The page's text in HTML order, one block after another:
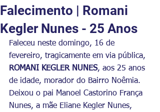
Falecimento | Romani
Kegler Nunes - 25 Anos
Faleceu neste domingo, 16 de
fevereiro, tragicamente em via pública,
ROMANI KEGLER NUNES, aos 25 anos
de idade, morador do Bairro Noêmia.
Deixou o pai Manoel Castorino França
Nunes, a mãe Eliane Kegler Nunes,